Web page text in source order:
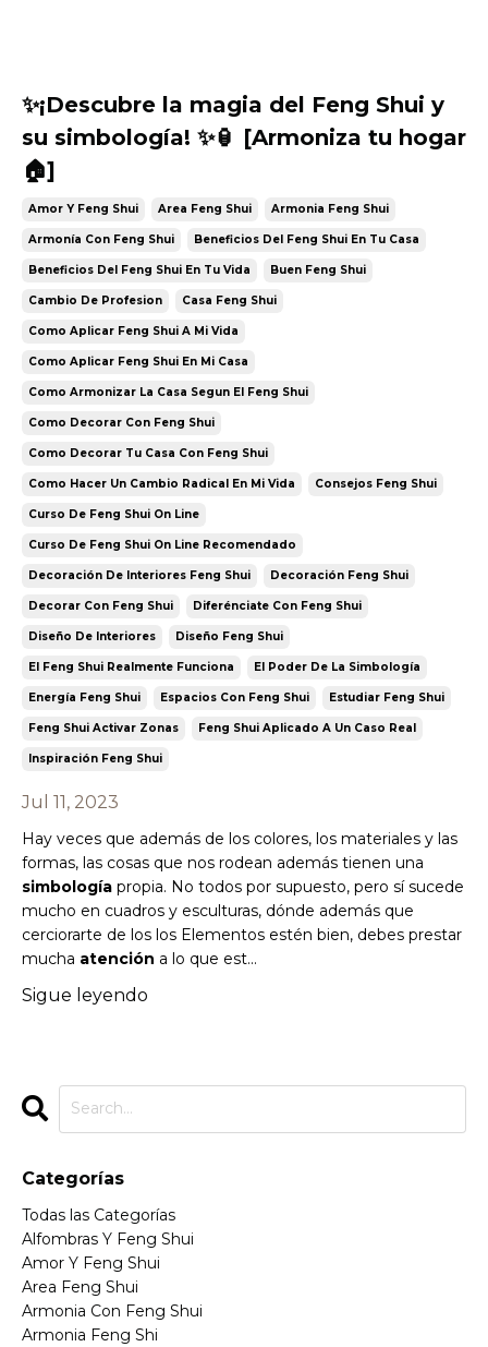
✨¡Descubre la magia del Feng Shui y
su simbología! ✨🏮 [Armoniza tu hogar
🏠]
Amor Y Feng Shui Area Feng Shui Armonia Feng Shui
Armonía Con Feng Shui Beneficios Del Feng Shui En Tu Casa
Beneficios Del Feng Shui En Tu Vida Buen Feng Shui
Cambio De Profesion Casa Feng Shui
Como Aplicar Feng Shui A Mi Vida
Como Aplicar Feng Shui En Mi Casa
Como Armonizar La Casa Segun El Feng Shui
Como Decorar Con Feng Shui
Como Decorar Tu Casa Con Feng Shui
Como Hacer Un Cambio Radical En Mi Vida Consejos Feng Shui
Curso De Feng Shui On Line
Curso De Feng Shui On Line Recomendado
Decoración De Interiores Feng Shui Decoración Feng Shui
Decorar Con Feng Shui Diferénciate Con Feng Shui
Diseño De Interiores Diseño Feng Shui
El Feng Shui Realmente Funciona El Poder De La Simbología
Energía Feng Shui Espacios Con Feng Shui Estudiar Feng Shui
Feng Shui Activar Zonas Feng Shui Aplicado A Un Caso Real
Inspiración Feng Shui
Jul 11, 2023
Hay veces que además de los colores, los materiales y las
formas, las cosas que nos rodean además tienen una
simbología propia. No todos por supuesto, pero sí sucede
mucho en cuadros y esculturas, dónde además que
cerciorarte de los los Elementos estén bien, debes prestar
mucha atención a lo que est...
Sigue leyendo
Categorías
Todas las Categorías
Alfombras Y Feng Shui
Amor Y Feng Shui
Area Feng Shui
Armonia Con Feng Shui
Armonia Feng Shi